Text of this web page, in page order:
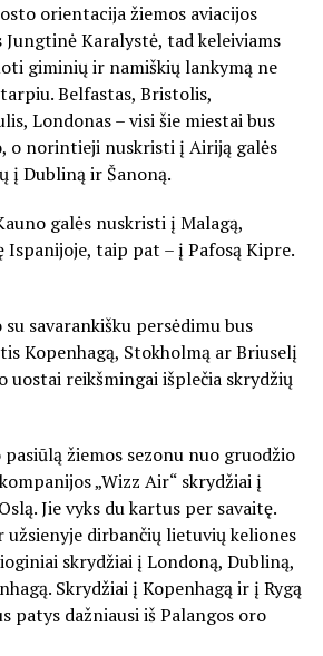
orientacija žiemos aviacijos
Karalystė, tad keleiviams
giminių ir namiškių lankymą ne
Belfastas, Bristolis,
Londonas – visi šie miestai bus
o norintieji nuskristi į Airiją galės
į Dubliną ir Šanoną.
galės nuskristi į Malagą,
taip pat – į Pafosą Kipre.
savarankišku persėdimu bus
Kopenhagą, Stokholmą ar Briuselį
uostai reikšmingai išplečia skrydžių
žiemos sezonu nuo gruodžio
„Wizz Air“ skrydžiai į
Jie vyks du kartus per savaitę.
užsienyje dirbančių lietuvių keliones
skrydžiai į Londoną, Dubliną,
Skrydžiai į Kopenhagą ir į Rygą
patys dažniausi iš Palangos oro